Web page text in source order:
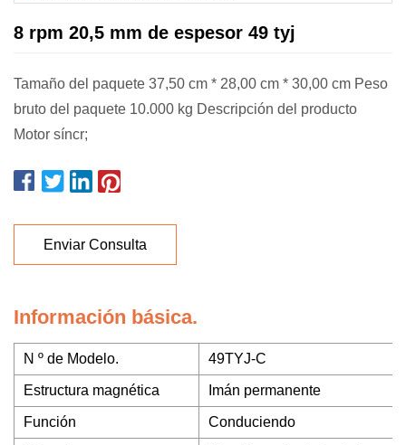
8 rpm 20,5 mm de espesor 49 tyj
Tamaño del paquete 37,50 cm * 28,00 cm * 30,00 cm Peso
bruto del paquete 10.000 kg Descripción del producto
Motor síncr;
Enviar Consulta
Información básica.
N º de Modelo. 49TYJ-C
Estructura magnética Imán permanente
Función Conduciendo